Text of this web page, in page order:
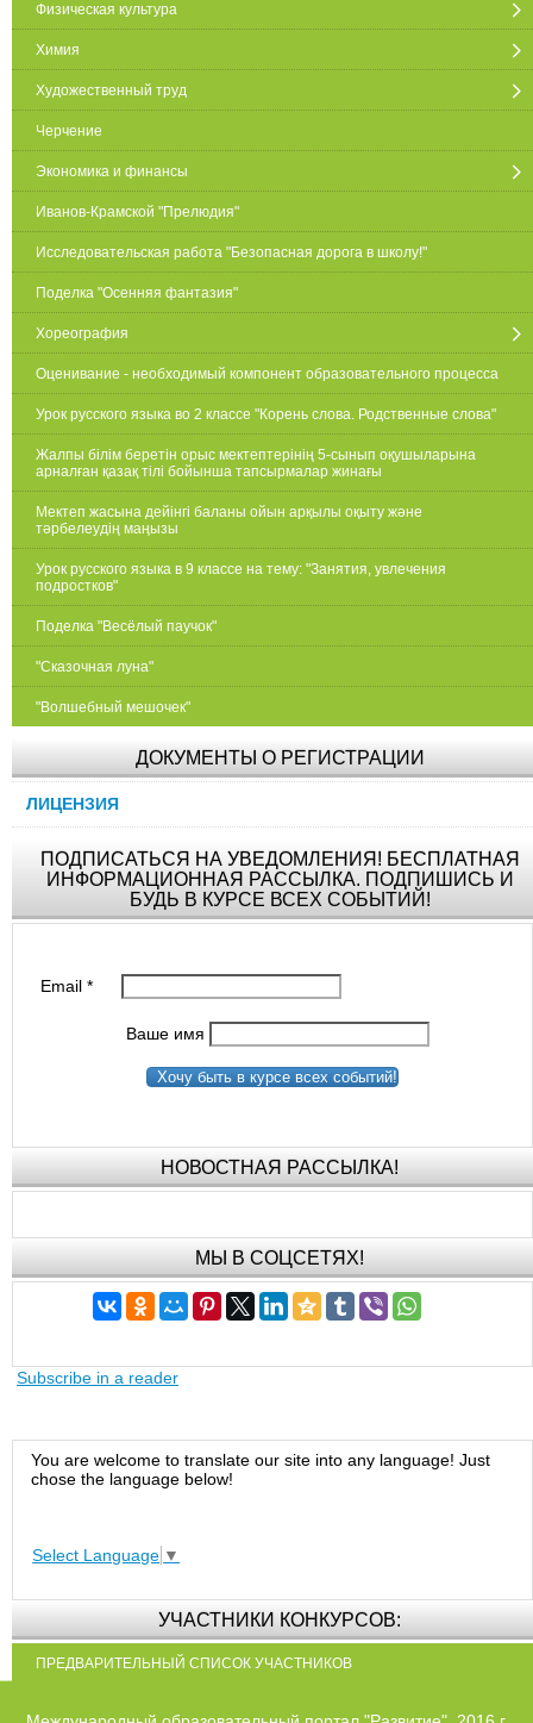
Физическая культура
Химия
Художественный труд
Черчение
Экономика и финансы
Иванов-Крамской "Прелюдия"
Исследовательская работа "Безопасная дорога в школу!"
Поделка "Осенняя фантазия"
Хореография
Оценивание - необходимый компонент образовательного процесса
Урок русского языка во 2 классе "Корень слова. Родственные слова"
Жалпы білім беретін орыс мектептерінің 5-сынып оқушыларына
арналған қазақ тілі бойынша тапсырмалар жинағы
Мектеп жасына дейінгі баланы ойын арқылы оқыту және
тәрбелеудің маңызы
Урок русского языка в 9 классе на тему: "Занятия, увлечения
подростков"
Поделка "Весёлый паучок"
"Сказочная луна"
"Волшебный мешочек"
ДОКУМЕНТЫ О РЕГИСТРАЦИИ
ЛИЦЕНЗИЯ
ПОДПИСАТЬСЯ НА УВЕДОМЛЕНИЯ! БЕСПЛАТНАЯ
ИНФОРМАЦИОННАЯ РАССЫЛКА. ПОДПИШИСЬ И
БУДЬ В КУРСЕ ВСЕХ СОБЫТИЙ!
Email*
Ваше имя
Хочу быть в курсе всех событий!
НОВОСТНАЯ РАССЫЛКА!
МЫ В СОЦСЕТЯХ!
Subscribe in a reader
You are welcome to translate our site into any language! Just
chose the language below!
Select Language ▼
УЧАСТНИКИ КОНКУРСОВ:
ПРЕДВАРИТЕЛЬНЫЙ СПИСОК УЧАСТНИКОВ